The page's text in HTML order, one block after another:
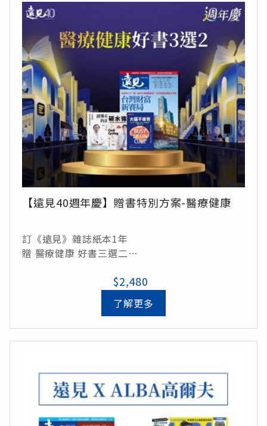
【遠見40週年慶】贈書特別方案-醫療健康
訂《遠見》雜誌紙本1年
贈 醫療健康 好書三選二
《大腦不疲勞》
$2,480
了解更多